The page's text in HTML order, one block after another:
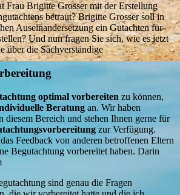
Frau Brigitte Grosser mit der Erstellung
betraut? Brigitte Grosser soll in
Auseinandersetzung ein Gutachten für
Und nun fragen Sie sich, wie es jetzt
über die Sachverständige
optimal vorbereiten zu können,
Beratung an. Wir haben
diesem Bereich und stehen Ihnen gerne für
zur Verfügung.
Feedback von anderen betroffenen Eltern
Begutachtung vorbereitet haben. Darin
sind genau die Fragen